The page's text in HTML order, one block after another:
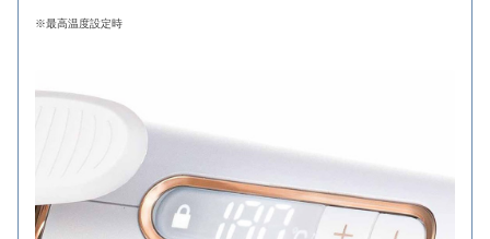
※最高温度設定時